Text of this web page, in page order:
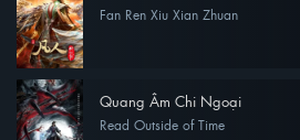
Fan Ren Xiu Xian Zhuan
Quang Âm Chi Ngoại
Read Outside of Time